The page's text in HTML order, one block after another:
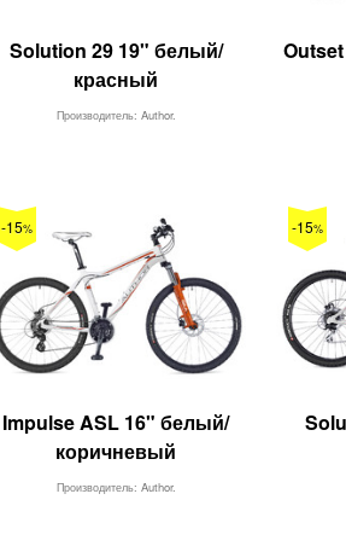
Solution 29 19" белый/
красный
Производитель: Author.
-15%
Impulse ASL 16" белый/
коричневый
Производитель: Author.
-15%